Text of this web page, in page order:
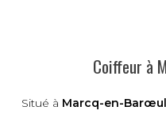
Coiffeur à
Situé à Marcq-en-